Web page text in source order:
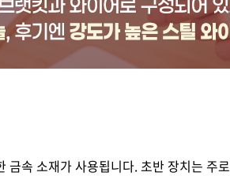
금속 소재가 사용됩니다. 초반 장치는 주